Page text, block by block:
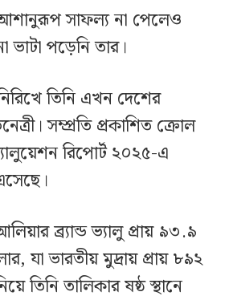
সাফল্য না পেলেও
পড়েনি তার।
তিনি এখন দেশের
সম্প্রতি প্রকাশিত ক্রোল
ভ্যালুয়েশন রিপোর্ট ২০২৫-এ
ব্র্যান্ড ভ্যালু প্রায় ৯৩.৯
যা ভারতীয় মুদ্রায় প্রায় ৮৯২
তিনি তালিকার ষষ্ঠ স্থানে